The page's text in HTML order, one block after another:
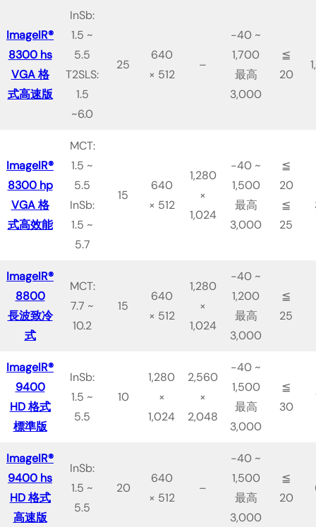
ImageIR®
8300 hs
VGA 格
式高速版
InSb:
1.5 ~
5.5
T2SLS:
1.5
~6.0
25
640
× 512
–
-40 ~
1,700
最高
3,000
≦
20
ImageIR®
8300 hp
VGA 格
式高效能
MCT:
1.5 ~
5.5
InSb:
1.5 ~
5.7
15
640
× 512
1,280
×
1,024
-40 ~
1,500
最高
3,000
≦
20
≦
25
ImageIR®
8800
長波致冷
式
MCT:
7.7 ~
10.2
15
640
× 512
1,280
×
1,024
-40 ~
1,200
最高
3,000
≦
25
ImageIR®
9400
HD 格式
標準版
InSb:
1.5 ~
5.5
10
1,280
×
1,024
2,560
×
2,048
-40 ~
1,500
最高
3,000
≦
30
ImageIR®
9400 hs
HD 格式
高速版
InSb:
1.5 ~
5.5
20
640
× 512
–
-40 ~
1,500
最高
3,000
≦
20